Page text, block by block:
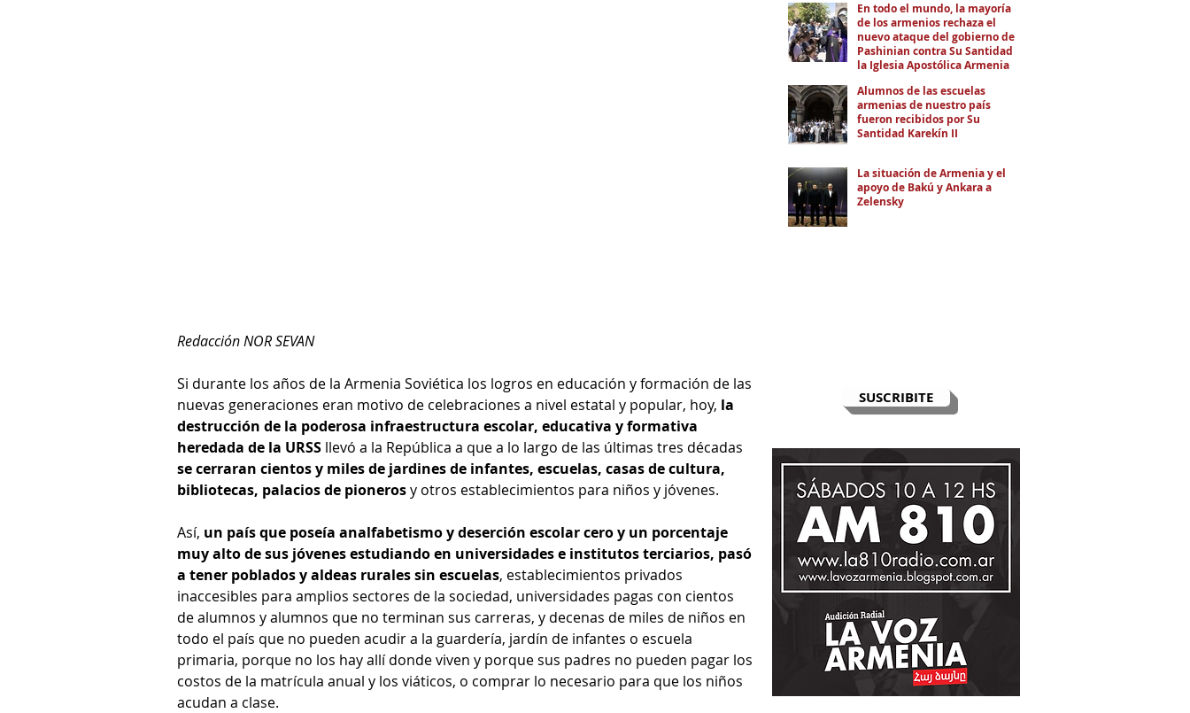
Redacción NOR SEVAN
Si durante los años de la Armenia Soviética los logros en educación y formación de las
nuevas generaciones eran motivo de celebraciones a nivel estatal y popular, hoy, la
destrucción de la poderosa infraestructura escolar, educativa y formativa
heredada de la URSS llevó a la República a que a lo largo de las últimas tres décadas
se cerraran cientos y miles de jardines de infantes, escuelas, casas de cultura,
bibliotecas, palacios de pioneros y otros establecimientos para niños y jóvenes.
Así, un país que poseía analfabetismo y deserción escolar cero y un porcentaje
muy alto de sus jóvenes estudiando en universidades e institutos terciarios, pasó
a tener poblados y aldeas rurales sin escuelas, establecimientos privados
inaccesibles para amplios sectores de la sociedad, universidades pagas con cientos
de alumnos y alumnos que no terminan sus carreras, y decenas de miles de niños en
todo el país que no pueden acudir a la guardería, jardín de infantes o escuela
primaria, porque no los hay allí donde viven y porque sus padres no pueden pagar los
costos de la matrícula anual y los viáticos, o comprar lo necesario para que los niños
acudan a clase.
SUSCRIBITE
En todo el mundo, la mayoría
de los armenios rechaza el
nuevo ataque del gobierno de
Pashinian contra Su Santidad y
la Iglesia Apostólica Armenia
Alumnos de las escuelas
armenias de nuestro país
fueron recibidos por Su
Santidad Karekín II
La situación de Armenia y el
apoyo de Bakú y Ankara a
Zelensky